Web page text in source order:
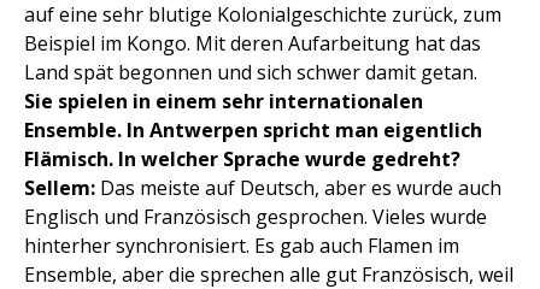
auf eine sehr blutige Kolonialgeschichte zurück, zum
Beispiel im Kongo. Mit deren Aufarbeitung hat das
Land spät begonnen und sich schwer damit getan.
Sie spielen in einem sehr internationalen
Ensemble. In Antwerpen spricht man eigentlich
Flämisch. In welcher Sprache wurde gedreht?
Sellem: Das meiste auf Deutsch, aber es wurde auch
Englisch und Französisch gesprochen. Vieles wurde
hinterher synchronisiert. Es gab auch Flamen im
Ensemble, aber die sprechen alle gut Französisch, weil